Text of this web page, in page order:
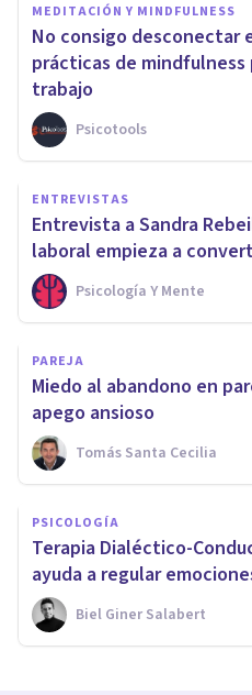
MEDITACIÓN Y MINDFULNESS
No consigo desconectar
prácticas de mindfulness
trabajo
Psicotools
ENTREVISTAS
Entrevista a Sandra
laboral empieza a
Psicología Y Mente
PAREJA
Miedo al abandono en
apego ansioso
Tomás Santa Cecilia
PSICOLOGÍA
Terapia Dialéctico-
ayuda a regular
Biel Giner Salabert